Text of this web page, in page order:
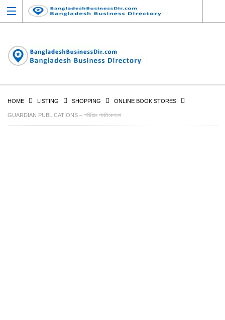
HOME LISTING SHOPPING ONLINE BOOK STORES
GUARDIAN PUBLICATIONS – গার্ডিয়ান পাবলিকেশনস